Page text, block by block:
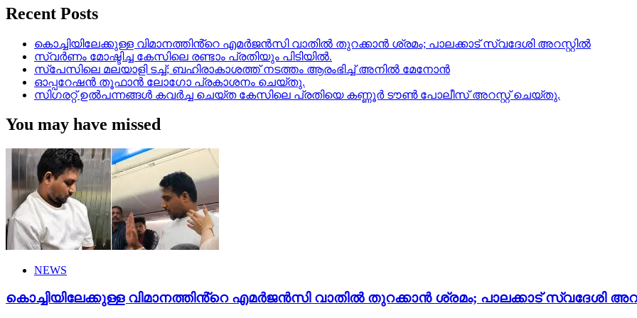
Recent Posts
കൊച്ചിയിലേക്കുള്ള വിമാനത്തിൻ്റെ എമര്‍ജന്‍സി വാതില്‍ തുറക്കാന്‍ ശ്രമം; പാലക്കാട് സ്വദേശി അറസ്റ്റില്‍
സ്വർണം മോഷ്ടിച്ച കേസിലെ രണ്ടാം പ്രതിയും പിടിയിൽ.
സ്‌പേസിലെ മലയാളി ടച്ച്; ബഹിരാകാശത്ത് നടത്തം ആരംഭിച്ച് അനില്‍ മേനോന്‍
ഓപ്പറേഷൻ തൂഫാൻ ലോഗോ പ്രകാശനം ചെയ്തു.
സിഗരറ്റ് ഉൽപന്നങ്ങൾ കവർച്ച ചെയ്ത കേസിലെ പ്രതിയെ കണ്ണൂർ ടൗൺ പോലീസ് അറസ്റ്റ് ചെയ്തു.
You may have missed
NEWS
കൊച്ചിയിലേക്കുള്ള വിമാനത്തിൻ്റെ എമര്‍ജന്‍സി വാതില്‍ തുറക്കാന്‍ ശ്രമം; പാലക്കാട് സ്വദേശി